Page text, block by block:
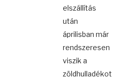
elszállítás
után
áprilisban már
rendszeresen
viszik a
zöldhulladékot